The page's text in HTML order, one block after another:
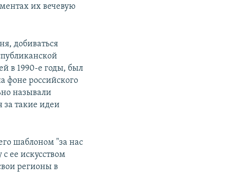
их вечевую
добиваться
в 1990-е годы, был
фоне российского
называли
за такие идеи
шаблоном "за нас
ее искусством
регионы в